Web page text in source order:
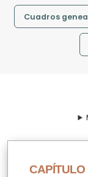
Cuadros
CAPÍTULO